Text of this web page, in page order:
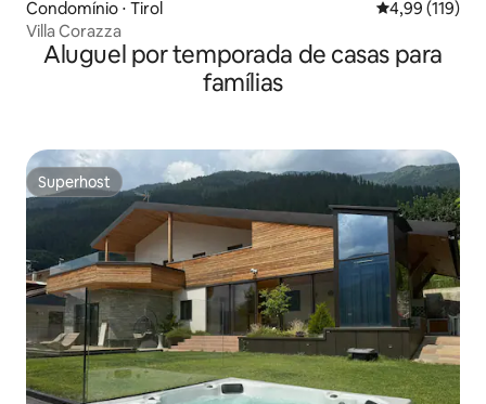
Condomínio ⋅ Tirol 4,99 de uma
4,99 (119)
Villa Corazza
Aluguel por temporada de casas para
famílias
Superhost
Superhost